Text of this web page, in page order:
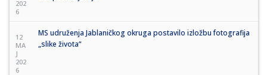
202
6
12
MA
J
202
6
MS udruženja Jablaničkog okruga postavilo izložbu fotografija
„slike života“